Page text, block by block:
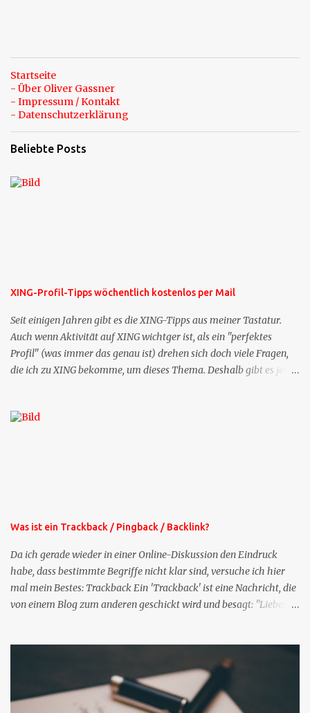
Startseite
- Über Oliver Gassner
- Impressum / Kontakt
- Datenschutzerklärung
Beliebte Posts
XING-Profil-Tipps wöchentlich kostenlos per Mail
Seit einigen Jahren gibt es die XING-Tipps aus meiner Tastatur.
Auch wenn Aktivität auf XING wichtger ist, als ein "perfektes
Profil" (was immer das genau ist) drehen sich doch viele Fragen,
die ich zu XING bekomme, um dieses Thema. Deshalb gibt es jetzt
bekommen Sie kostenlos eine weitere Folge. Die Startsequenz ist 16
Was ist ein Trackback / Pingback / Backlink?
Da ich gerade wieder in einer Online-Diskussion den Eindruck
habe, dass bestimmte Begriffe nicht klar sind, versuche ich hier
mal mein Bestes: Trackback Ein 'Trackback' ist eine Nachricht, die
von einem Blog zum anderen geschickt wird und besagt: "Lieber
was ich zu deinem Inhalt zu sagen hatte." Diese
Nachrichtenfunktion wird 'angestoßen' in dem 'mein' Blog an die
'TrackbackURL' des Anderen einen 'Ping' schickt, d.h. ein paar